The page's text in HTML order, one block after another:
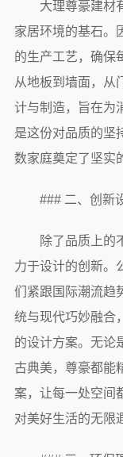
大理尊豪建材
家居环境的基石。
的生产工艺，确保
从地板到墙面，从
计与制造，旨在为
是这份对品质的坚
数家庭奠定了坚实
### 二、创新
除了品质上的
力于设计的创新。
们紧跟国际潮流趋
统与现代巧妙融合
的设计方案。无论
古典美，尊豪都能
案，让每一处空间
对美好生活的无限